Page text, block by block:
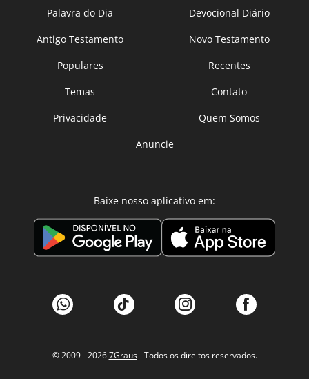
Palavra do Dia
Devocional Diário
Antigo Testamento
Novo Testamento
Populares
Recentes
Temas
Contato
Privacidade
Quem Somos
Anuncie
Baixe nosso aplicativo em:
© 2009 - 20267Graus- Todos os direitos reservados.